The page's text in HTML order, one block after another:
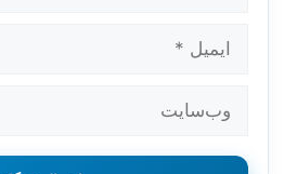
ایمیل
وب‌سایت